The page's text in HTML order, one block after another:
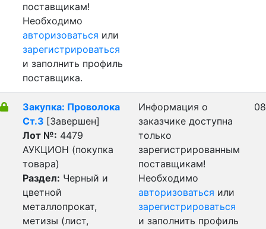
поставщикам!
Необходимо
авторизоваться или
зарегистрироваться
и заполнить профиль
поставщика.
Закупка: Проволока
Ст.3 [Завершен]
Лот №: 4479
АУКЦИОН (покупка
товара)
Раздел: Черный и
цветной
металлопрокат,
метизы (лист,
Информация о
заказчике доступна
только
зарегистрированным
поставщикам!
Необходимо
авторизоваться или
зарегистрироваться
и заполнить профиль